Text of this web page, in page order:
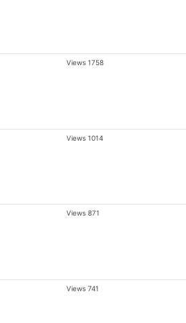
Views 1758
Views 1014
Views 871
Views 741